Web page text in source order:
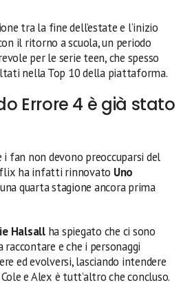
tra la fine dell’estate e l’inizio
il ritorno a scuola, un periodo
per le serie teen, che spesso
nella Top 10 della piattaforma.
Errore 4 è già stato
i fan non devono preoccuparsi del
ha infatti rinnovato Uno
quarta stagione ancora prima
Halsallha spiegato che ci sono
e che i personaggi
ed evolversi, lasciando intendere
e Alex è tutt’altro che concluso.